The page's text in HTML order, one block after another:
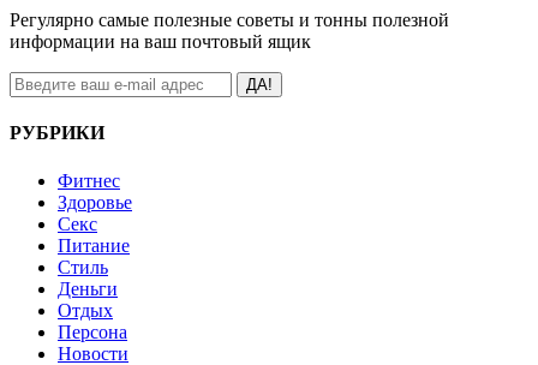
Регулярно самые полезные советы и тонны полезной
информации на ваш почтовый ящик
ДА!
РУБРИКИ
Фитнес
Здоровье
Секс
Питание
Стиль
Деньги
Отдых
Персона
Новости